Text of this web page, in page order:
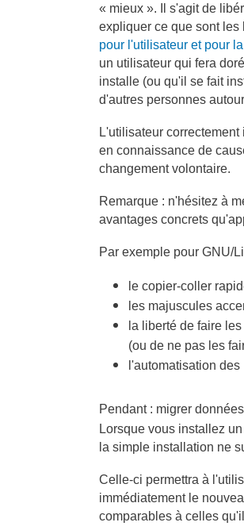
« mieux ». Il s'agit de
expliquer ce que sont
pour l'utilisateur et pour
un utilisateur qui fera
installe (ou qu'il se fait
d'autres personnes
L'utilisateur
en connaissance de
changement volontaire.
Remarque : n'hésitez à
avantages concrets
Par exemple pour GNU/
le copier-coller
les majuscules
la liberté de faire
(ou de ne pas les
l'automatisation
Pendant : migrer
Lorsque vous installez
la simple installation ne
Celle-ci permettra à
immédiatement le
comparables à celles